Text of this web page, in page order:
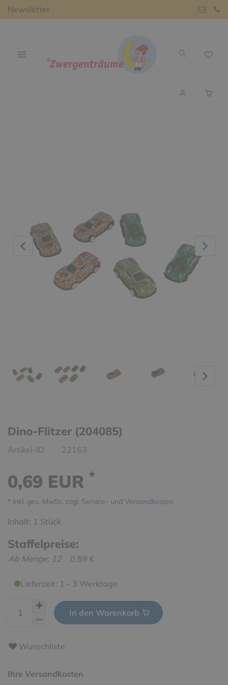
Newsletter
Dino-Flitzer (204085)
Artikel-ID 22163
0,69 EUR *
* inkl. ges. MwSt. zzgl. Service- und Versandkosten
Inhalt: 1 Stück
Staffelpreise:
Ab Menge: 12 0,59 €
Lieferzeit: 1 - 3 Werktage
In den Warenkorb
Wunschliste
Ihre Versandkosten